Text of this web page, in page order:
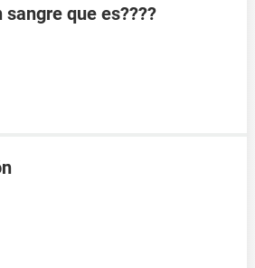
que es????